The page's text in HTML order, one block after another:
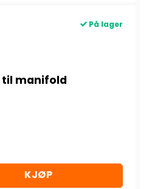
På lager
til manifold
antall
KJØP